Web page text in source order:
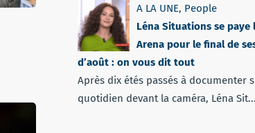
A LA UNE, People
Léna Situations se paye
Arena pour le final de
d’août : on vous dit tout
Après dix étés passés à documenter
quotidien devant la caméra, Léna Sit...